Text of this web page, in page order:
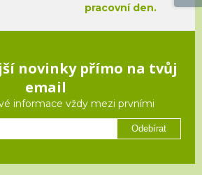
pracovní den.
novinky přímo na tvůj
email
informace vždy mezi prvními
Odebírat